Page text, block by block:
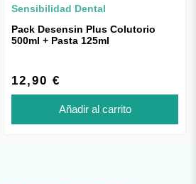
Sensibilidad Dental
Pack Desensin Plus Colutorio
500ml + Pasta 125ml
12,90 €
Añadir al carrito